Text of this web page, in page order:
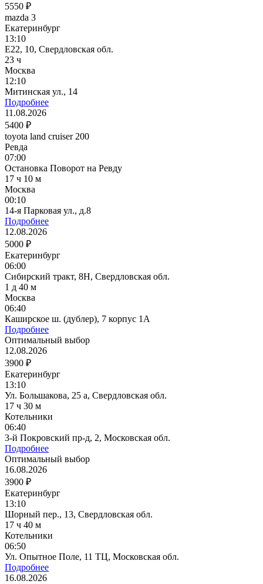
5550 ₽
mazda 3
Екатеринбург
13:10
E22, 10, Свердловская обл.
23 ч
Москва
12:10
Митинская ул., 14
Подробнее
11.08.2026
5400 ₽
toyota land cruiser 200
Ревда
07:00
Остановка Поворот на Ревду
17 ч 10 м
Москва
00:10
14-я Парковая ул., д.8
Подробнее
12.08.2026
5000 ₽
Екатеринбург
06:00
Сибирский тракт, 8Н, Свердловская обл.
1 д 40 м
Москва
06:40
Каширское ш. (дублер), 7 корпус 1А
Подробнее
Оптимальный выбор
12.08.2026
3900 ₽
Екатеринбург
13:10
Ул. Большакова, 25 а, Свердловская обл.
17 ч 30 м
Котельники
06:40
3-й Покровский пр-д, 2, Московская обл.
Подробнее
Оптимальный выбор
16.08.2026
3900 ₽
Екатеринбург
13:10
Шорный пер., 13, Свердловская обл.
17 ч 40 м
Котельники
06:50
Ул. Опытное Поле, 11 ТЦ, Московская обл.
Подробнее
16.08.2026